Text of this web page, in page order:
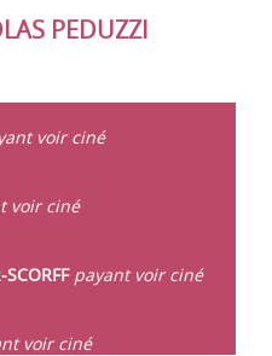
PEDUZZI
voir ciné
voir ciné
payant voir ciné
voir ciné